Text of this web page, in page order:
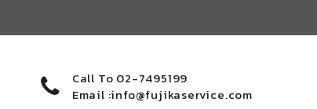
Call To 02-7495199
Email :info@fujikaservice.com